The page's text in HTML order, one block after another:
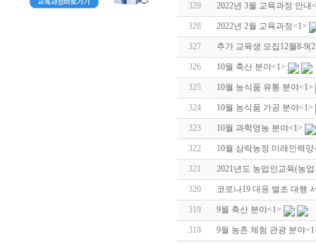
329 2022년 3월 교육과정 안내
328 2022년 2월 교육과정<1>
327 추가 교육생 모집12월8-
326 10월 축산 분야<1>
325 10월 농식품 유통 분야<1>
324 10월 농식품 가공 분야<1>
323 10월 과학영농 분야<1>
322 10월 삼락농정 미래인력
321 2021년도 농업인교육(농
320 코로나19 대응 벌초 대행
319 9월 축산 분야<1>
318 9월 농촌 체험 관광 분야